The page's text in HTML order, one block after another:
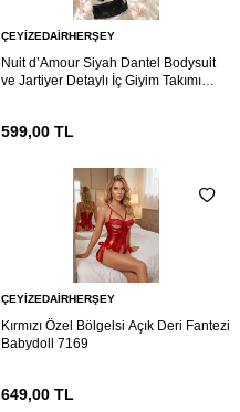
ÇEYIZEDAIRHERŞEY
Nuit d’Amour Siyah Dantel Bodysuit
ve Jartiyer Detaylı İç Giyim Takımı
599,00 TL
ÇEYIZEDAIRHERŞEY
Kırmızı Özel Bölgelsi Açık Deri Fantezi
Babydoll 7169
649,00 TL